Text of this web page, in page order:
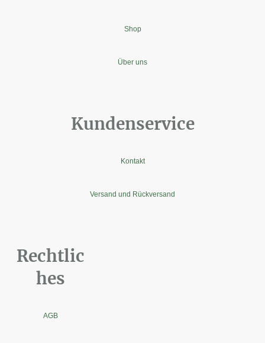
Shop
Über uns
Kundenservice
Kontakt
Versand und Rückversand
Rechtlic
hes
AGB